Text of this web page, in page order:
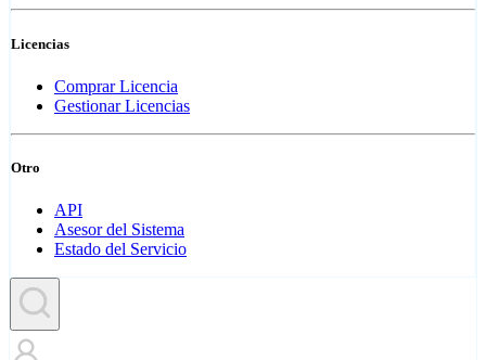
Licencias
Comprar Licencia
Gestionar Licencias
Otro
API
Asesor del Sistema
Estado del Servicio